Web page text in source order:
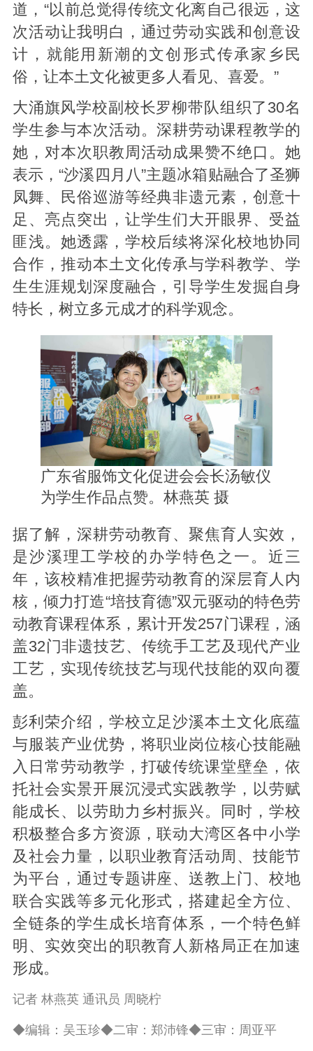
道，“以前总觉得传统文化离自己很远，这
次活动让我明白，通过劳动实践和创意设
计，就能用新潮的文创形式传承家乡民
俗，让本土文化被更多人看见、喜爱。”
大涌旗风学校副校长罗柳带队组织了30名
学生参与本次活动。深耕劳动课程教学的
她，对本次职教周活动成果赞不绝口。她
表示，“沙溪四月八”主题冰箱贴融合了圣狮
凤舞、民俗巡游等经典非遗元素，创意十
足、亮点突出，让学生们大开眼界、受益
匪浅。她透露，学校后续将深化校地协同
合作，推动本土文化传承与学科教学、学
生生涯规划深度融合，引导学生发掘自身
特长，树立多元成才的科学观念。
广东省服饰文化促进会会长汤敏仪
为学生作品点赞。林燕英 摄
据了解，深耕劳动教育、聚焦育人实效，
是沙溪理工学校的办学特色之一。近三
年，该校精准把握劳动教育的深层育人内
核，倾力打造“培技育德”双元驱动的特色劳
动教育课程体系，累计开发257门课程，涵
盖32门非遗技艺、传统手工艺及现代产业
工艺，实现传统技艺与现代技能的双向覆
盖。
彭利荣介绍，学校立足沙溪本土文化底蕴
与服装产业优势，将职业岗位核心技能融
入日常劳动教学，打破传统课堂壁垒，依
托社会实景开展沉浸式实践教学，以劳赋
能成长、以劳助力乡村振兴。同时，学校
积极整合多方资源，联动大湾区各中小学
及社会力量，以职业教育活动周、技能节
为平台，通过专题讲座、送教上门、校地
联合实践等多元化形式，搭建起全方位、
全链条的学生成长培育体系，一个特色鲜
明、实效突出的职教育人新格局正在加速
形成。
记者 林燕英 通讯员 周晓柠
◆编辑：吴玉珍◆二审：郑沛锋◆三审：周亚平